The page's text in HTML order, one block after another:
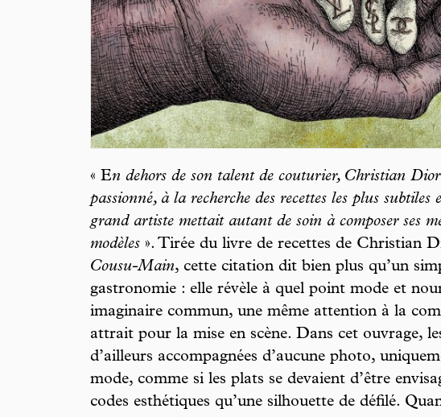
« En dehors de son talent de couturier, Christian
passionné, à la recherche des recettes les plus subtiles
grand artiste mettait autant de soin à composer ses
modèles ». Tirée du livre de recettes de Christian
Cousu-Main, cette citation dit bien plus qu’un
gastronomie : elle révèle à quel point mode et
imaginaire commun, une même attention à la
attrait pour la mise en scène. Dans cet ouvrage,
d’ailleurs accompagnées d’aucune photo,
mode, comme si les plats se devaient d’être
codes esthétiques qu’une silhouette de défilé.